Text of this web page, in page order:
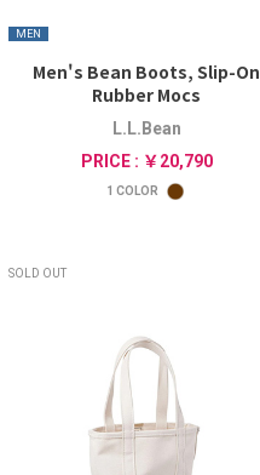
MEN
Men's Bean Boots, Slip-On
Rubber Mocs
L.L.Bean
PRICE : ￥20,790
1 COLOR
SOLD OUT